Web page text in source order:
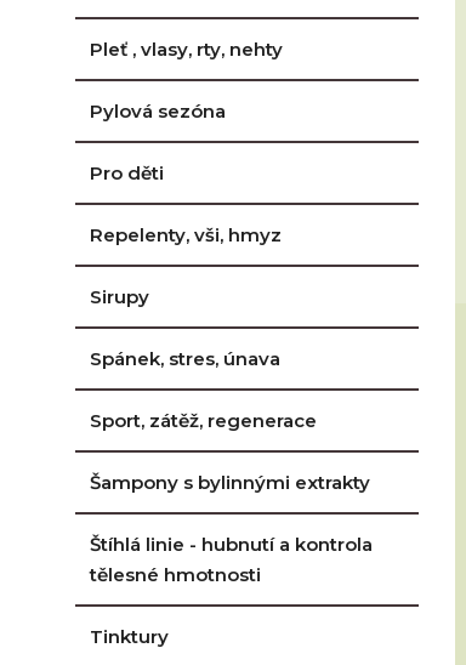
Pleť , vlasy, rty, nehty
Pylová sezóna
Pro děti
Repelenty, vši, hmyz
Sirupy
Spánek, stres, únava
Sport, zátěž, regenerace
Šampony s bylinnými extrakty
Štíhlá linie - hubnutí a kontrola
tělesné hmotnosti
Tinktury